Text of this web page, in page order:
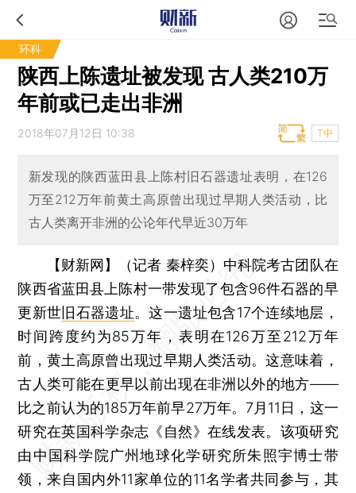
环科
陕西上陈遗址被发现 古人类210万
年前或已走出非洲
2018年07月12日 10:38 T中
新发现的陕西蓝田县上陈村旧石器遗址表明，在126
万至212万年前黄土高原曾出现过早期人类活动，比
古人类离开非洲的公论年代早近30万年
【财新网】（记者 秦梓奕） 中科院考古团队在
陕西省蓝田县上陈村一带发现了包含96件石器的早
更新世 旧石器遗址。这一遗址包含17个连续地层，
时间跨度约为85万年，表明在126万至212万年
前，黄土高原曾出现过早期人类活动。这意味着，
古人类可能在更早以前出现在非洲以外的地方——
比之前认为的185万年前早27万年。7月11日，这一
研究在英国科学杂志《自然》在线发表。该项研究
由中国科学院广州地球化学研究所朱照宇博士带
领，来自国内外11家单位的11名学者共同参与，其